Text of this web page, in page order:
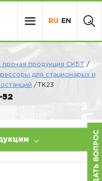
RU EN
продукция СКБТ
/
для стационарых и
/ТК23
52